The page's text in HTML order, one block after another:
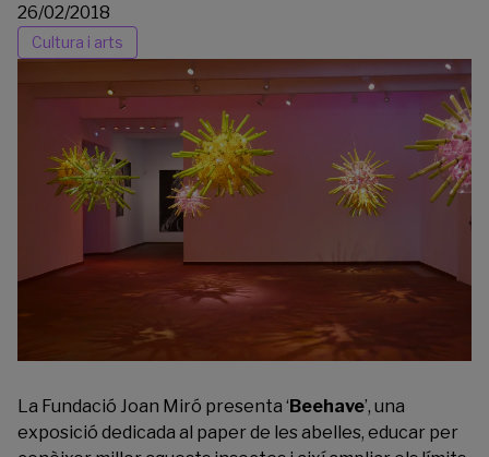
26/02/2018
Cultura i arts
La Fundació Joan Miró presenta ‘ Beehave’, una
exposició dedicada al paper de les abelles, educar per